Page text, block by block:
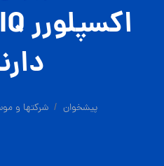
پیشخوان شرکتها و